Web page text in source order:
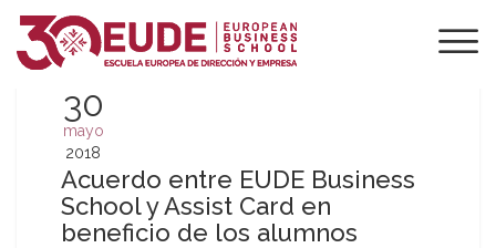
30
mayo
2018
Acuerdo entre EUDE Business
School y Assist Card en
beneficio de los alumnos